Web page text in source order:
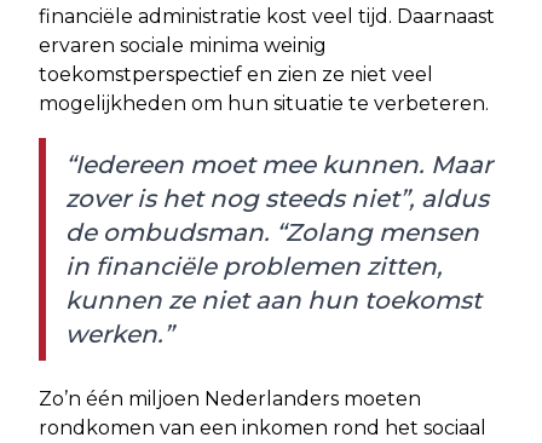
financiële administratie kost veel tijd. Daarnaast
ervaren sociale minima weinig
toekomstperspectief en zien ze niet veel
mogelijkheden om hun situatie te verbeteren.
“Iedereen moet mee kunnen. Maar
zover is het nog steeds niet”, aldus
de ombudsman. “Zolang mensen
in financiële problemen zitten,
kunnen ze niet aan hun toekomst
werken.”
Zo’n één miljoen Nederlanders moeten
rondkomen van een inkomen rond het sociaal